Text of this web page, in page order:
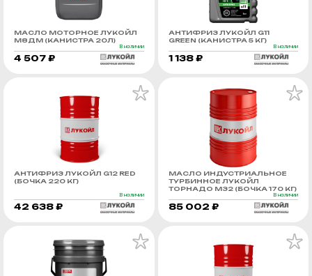
МАСЛО МОТОРНОЕ ЛУКОЙЛ
М8ДМ (КАНИСТРА 20Л)
В наличии
4 507 ₽
АНТИФРИЗ ЛУКОЙЛ G11
GREEN (КАНИСТРА 5 КГ)
В наличии
1 138 ₽
АНТИФРИЗ ЛУКОЙЛ G12 RED
(БОЧКА 220 КГ)
В наличии
42 638 ₽
МАСЛО ИНДУСТРИАЛЬНОЕ
ТУРБИННОЕ ЛУКОЙЛ
ТОРНАДО М32 (БОЧКА 170 КГ)
В наличии
85 002 ₽